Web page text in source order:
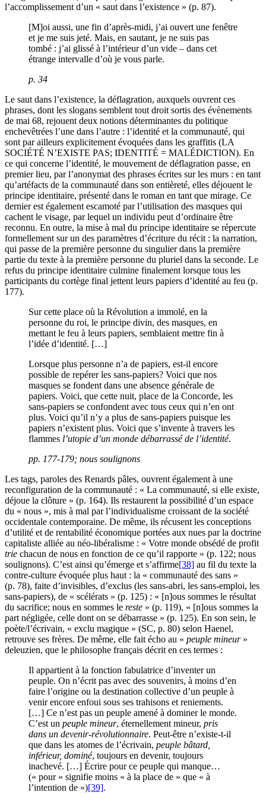
l’accomplissement d’un « saut dans l’existence » (p. 87).
[M]oi aussi, une fin d’après-midi, j’ai ouvert une fenêtre
et je me suis jeté. Mais, en sautant, je ne suis pas
tombé : j’ai glissé à l’intérieur d’un vide – dans cet
étrange intervalle d’où je vous parle.
p. 34
Le saut dans l’existence, la déflagration, auxquels ouvrent ces
phrases, dont les slogans semblent tout droit sortis des évènements
de mai 68, rejouent deux notions déterminantes du politique
enchevêtrées l’une dans l’autre : l’identité et la communauté, qui
sont par ailleurs explicitement évoquées dans les graffitis (LA
SOCIÉTÉ N’EXISTE PAS; IDENTITÉ = MALÉDICTION). En
ce qui concerne l’identité, le mouvement de déflagration passe, en
premier lieu, par l’anonymat des phrases écrites sur les murs : en tant
qu’artéfacts de la communauté dans son entièreté, elles déjouent le
principe identitaire, présenté dans le roman en tant que mirage. Ce
dernier est également escamoté par l’utilisation des masques qui
cachent le visage, par lequel un individu peut d’ordinaire être
reconnu. En outre, la mise à mal du principe identitaire se répercute
formellement sur un des paramètres d’écriture du récit : la narration,
qui passe de la première personne du singulier dans la première
partie du texte à la première personne du pluriel dans la seconde. Le
refus du principe identitaire culmine finalement lorsque tous les
participants du cortège final jettent leurs papiers d’identité au feu (p.
177).
Sur cette place où la Révolution a immolé, en la
personne du roi, le principe divin, des masques, en
mettant le feu à leurs papiers, semblaient mettre fin à
l’idée d’identité. […]
Lorsque plus personne n’a de papiers, est-il encore
possible de repérer les sans-papiers? Voici que nos
masques se fondent dans une absence générale de
papiers. Voici, que cette nuit, place de la Concorde, les
sans-papiers se confondent avec tous ceux qui n’en ont
plus. Voici qu’il n’y a plus de sans-papiers puisque les
papiers n’existent plus. Voici que s’invente à travers les
flammes l’utopie d’un monde débarrassé de l’identité.
pp. 177-179; nous soulignons
Les tags, paroles des Renards pâles, ouvrent également à une
reconfiguration de la communauté : « La communauté, si elle existe,
déjoue la clôture » (p. 164). Ils restaurent la possibilité d’un espace
du « nous », mis à mal par l’individualisme croissant de la société
occidentale contemporaine. De même, ils récusent les conceptions
d’utilité et de rentabilité économique portées aux nues par la doctrine
capitaliste alliée au néo-libéralisme : « Votre monde obsédé de profit
trie chacun de nous en fonction de ce qu’il rapporte » (p. 122; nous
soulignons). C’est ainsi qu’émerge et s’affirme[38] au fil du texte la
contre-culture évoquée plus haut : la « communauté des sans »
(p. 78), faite d’invisibles, d’exclus (les sans-abri, les sans-emploi, les
sans-papiers), de « scélérats » (p. 125) : « [n]ous sommes le résultat
du sacrifice; nous en sommes le reste » (p. 119), « [n]ous sommes la
part négligée, celle dont on se débarrasse » (p. 125). En son sein, le
poète/l’écrivain, « exclu magique » (SC, p. 80) selon Haenel,
retrouve ses frères. De même, elle fait écho au « peuple mineur»
deleuzien, que le philosophe français décrit en ces termes :
Il appartient à la fonction fabulatrice d’inventer un
peuple. On n’écrit pas avec des souvenirs, à moins d’en
faire l’origine ou la destination collective d’un peuple à
venir encore enfoui sous ses trahisons et reniements.
[…] Ce n’est pas un peuple amené à dominer le monde.
C’est un peuple mineur, éternellement mineur, pris
dans un devenir-révolutionnaire. Peut-être n’existe-t-il
que dans les atomes de l’écrivain, peuple bâtard,
inférieur, dominé, toujours en devenir, toujours
inachevé. […] Écrire pour ce peuple qui manque…
(« pour » signifie moins « à la place de » que « à
l’intention de »)[39].